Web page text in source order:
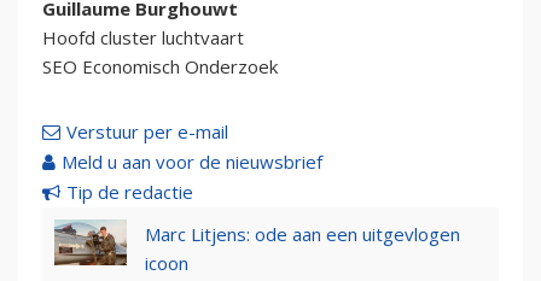
Guillaume Burghouwt
Hoofd cluster luchtvaart
SEO Economisch Onderzoek
Verstuur per e-mail
Meld u aan voor de nieuwsbrief
Tip de redactie
Marc Litjens: ode aan een uitgevlogen
icoon